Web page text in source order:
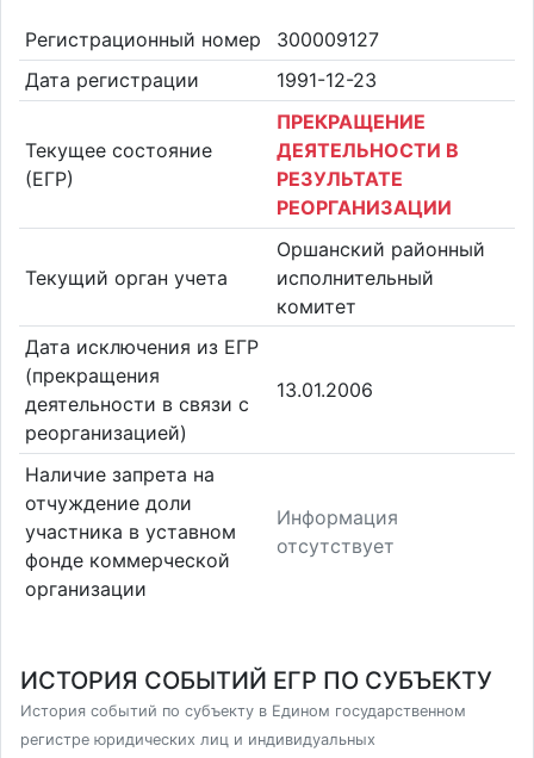
Регистрационный номер
300009127
Дата регистрации
1991-12-23
Текущее состояние
(ЕГР)
ПРЕКРАЩЕНИЕ
ДЕЯТЕЛЬНОСТИ В
РЕЗУЛЬТАТЕ
РЕОРГАНИЗАЦИИ
Текущий орган учета
Оршанский районный
исполнительный
комитет
Дата исключения из ЕГР
(прекращения
деятельности в связи с
реорганизацией)
13.01.2006
Наличие запрета на
отчуждение доли
участника в уставном
фонде коммерческой
организации
Информация
отсутствует
ИСТОРИЯ СОБЫТИЙ ЕГР ПО СУБЪЕКТУ
История событий по субъекту в Едином государственном
регистре юридических лиц и индивидуальных